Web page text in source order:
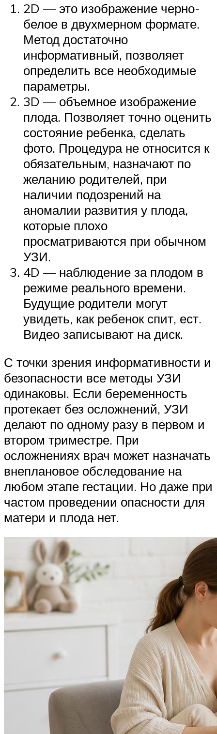
2D — это изображение черно-
белое в двухмерном формате.
Метод достаточно
информативный, позволяет
определить все необходимые
параметры.
3D — объемное изображение
плода. Позволяет точно оценить
состояние ребенка, сделать
фото. Процедура не относится к
обязательным, назначают по
желанию родителей, при
наличии подозрений на
аномалии развития у плода,
которые плохо
просматриваются при обычном
УЗИ.
4D — наблюдение за плодом в
режиме реального времени.
Будущие родители могут
увидеть, как ребенок спит, ест.
Видео записывают на диск.
С точки зрения информативности и
безопасности все методы УЗИ
одинаковы. Если беременность
протекает без осложнений, УЗИ
делают по одному разу в первом и
втором триместре. При
осложнениях врач может назначать
внеплановое обследование на
любом этапе гестации. Но даже при
частом проведении опасности для
матери и плода нет.